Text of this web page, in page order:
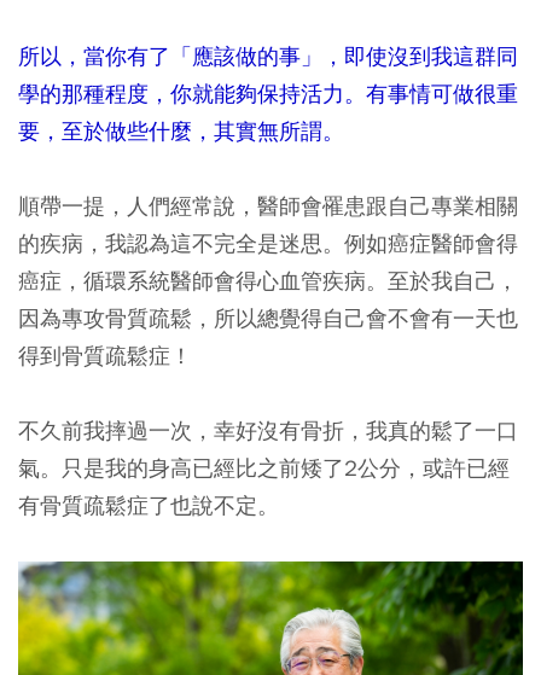
所以，當你有了「應該做的事」，即使沒到我這群同
學的那種程度，你就能夠保持活力。有事情可做很重
要，至於做些什麼，其實無所謂。
順帶一提，人們經常說，醫師會罹患跟自己專業相關
的疾病，我認為這不完全是迷思。例如癌症醫師會得
癌症，循環系統醫師會得心血管疾病。至於我自己，
因為專攻骨質疏鬆，所以總覺得自己會不會有一天也
得到骨質疏鬆症！
不久前我摔過一次，幸好沒有骨折，我真的鬆了一口
氣。只是我的身高已經比之前矮了2公分，或許已經
有骨質疏鬆症了也說不定。